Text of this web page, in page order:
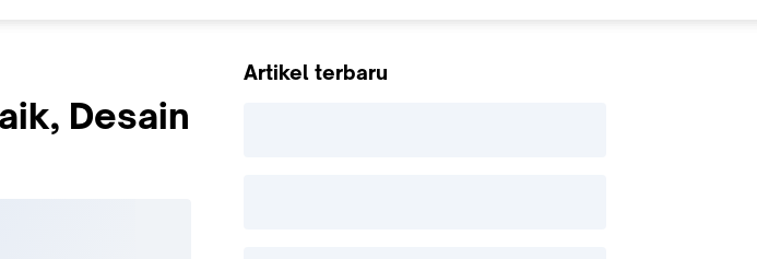
Desain
Artikel terbaru